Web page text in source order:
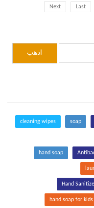
Next Last
soap
cleaning wipes
hand soap
Hand
hand soap for kids